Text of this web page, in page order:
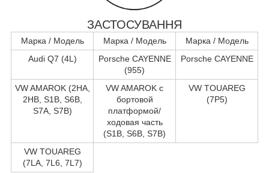
ЗАСТОСУВАННЯ
Марка / Модель Марка / Модель
Марка / Модель
Audi Q7 (4L)
Porsche CAYENNE
(955)
Porsche CAYENNE
VW AMAROK (2HA,
2HB, S1B, S6B,
S7A, S7B)
VW AMAROK c
бортовой
платформой/
ходовая часть
(S1B, S6B, S7B)
VW TOUAREG
(7P5)
VW TOUAREG
(7LA, 7L6, 7L7)